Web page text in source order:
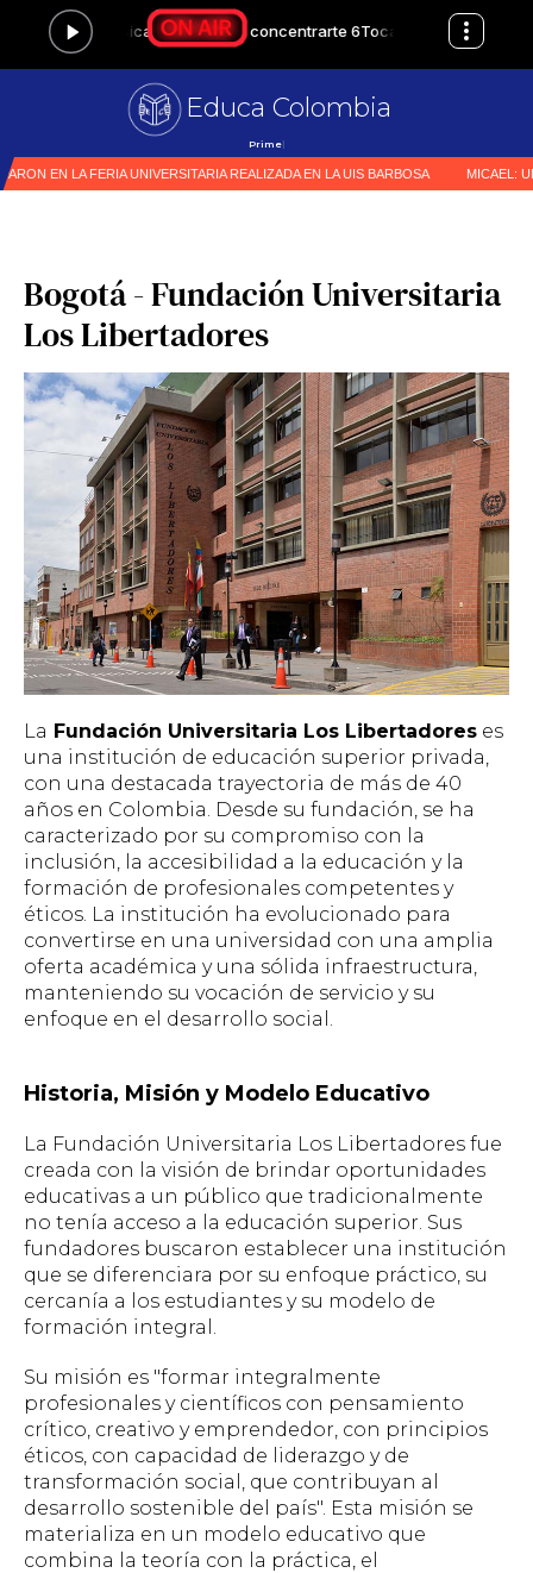
Educa Colombia
Primer medio especial
Bogotá - Fundación Universitaria
Los Libertadores
La Fundación Universitaria Los Libertadores es
una institución de educación superior privada,
con una destacada trayectoria de más de 40
años en Colombia. Desde su fundación, se ha
caracterizado por su compromiso con la
inclusión, la accesibilidad a la educación y la
formación de profesionales competentes y
éticos. La institución ha evolucionado para
convertirse en una universidad con una amplia
oferta académica y una sólida infraestructura,
manteniendo su vocación de servicio y su
enfoque en el desarrollo social.
Historia, Misión y Modelo Educativo
La Fundación Universitaria Los Libertadores fue
creada con la visión de brindar oportunidades
educativas a un público que tradicionalmente
no tenía acceso a la educación superior. Sus
fundadores buscaron establecer una institución
que se diferenciara por su enfoque práctico, su
cercanía a los estudiantes y su modelo de
formación integral.
Su misión es "formar integralmente
profesionales y científicos con pensamiento
crítico, creativo y emprendedor, con principios
éticos, con capacidad de liderazgo y de
transformación social, que contribuyan al
desarrollo sostenible del país". Esta misión se
materializa en un modelo educativo que
combina la teoría con la práctica, el